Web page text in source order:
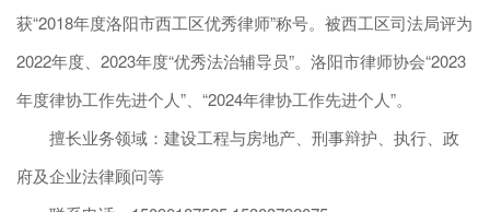
获“2018年度洛阳市西工区优秀律师”称号。被西工区司法局评为
2022年度、2023年度“优秀法治辅导员”。洛阳市律师协会“2023
年度律协工作先进个人”、“2024年律协工作先进个人”。
擅长业务领域：建设工程与房地产、刑事辩护、执行、政
府及企业法律顾问等